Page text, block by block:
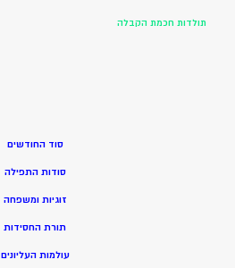
תולדות חכמת הקבלה
סוד החודשים
סודות התפילה
זוגיות ומשפחה
תורת החסידות
עולמות העליונים